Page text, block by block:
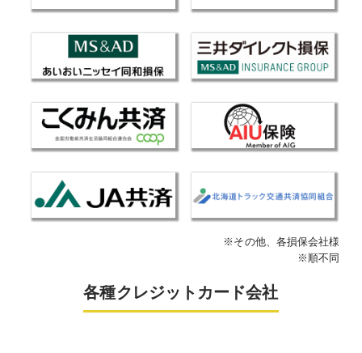
※その他、各損保会社様
※順不同
各種クレジットカード会社